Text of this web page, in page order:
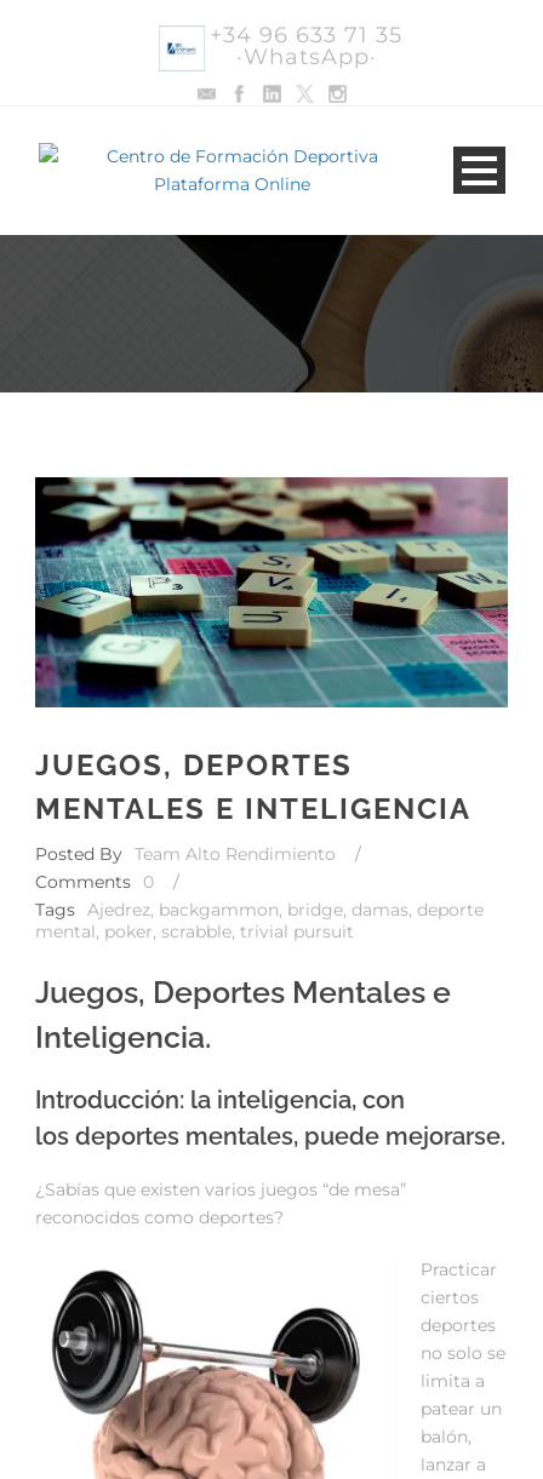
+34 96 633 71 35
·WhatsApp·
JUEGOS, DEPORTES
MENTALES E INTELIGENCIA
Posted By Team Alto Rendimiento
/
Comments
0
/
Tags
Ajedrez, backgammon, bridge, damas, deporte
mental, poker, scrabble, trivial pursuit
Juegos, Deportes Mentales e
Inteligencia.
Introducción: la inteligencia, con
los deportes mentales, puede mejorarse.
¿Sabías que existen varios juegos “de mesa”
reconocidos como deportes?
Practicar
ciertos
deportes
no solo se
limita a
patear un
balón,
lanzar a